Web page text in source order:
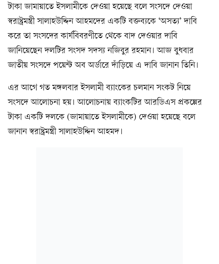
টাকা জামায়াতে ইসলামীকে দেওয়া হয়েছে বলে সংসদে দেওয়া
স্বরাষ্ট্রমন্ত্রী সালাহউদ্দিন আহমদের একটি বক্তব্যকে ‘অসত্য’ দাবি
করে তা সংসদের কার্যবিবরণীতে থেকে বাদ দেওয়ার দাবি
জানিয়েছেন দলটির সংসদ সদস্য নজিবুর রহমান। আজ বুধবার
জাতীয় সংসদে পয়েন্ট অব অর্ডারে দাঁড়িয়ে এ দাবি জানান তিনি।
এর আগে গত মঙ্গলবার ইসলামী ব্যাংকের চলমান সংকট নিয়ে
সংসদে আলোচনা হয়। আলোচনায় ব্যাংকটির আরডিএস প্রকল্পের
টাকা একটি দলকে (জামায়াতে ইসলামীকে) দেওয়া হয়েছে বলে
জানান স্বরাষ্ট্রমন্ত্রী সালাহউদ্দিন আহমদ।